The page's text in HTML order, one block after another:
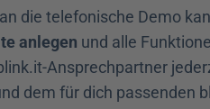
die telefonische Demo
anlegen und alle
Ansprechpartner
dem für dich passenden